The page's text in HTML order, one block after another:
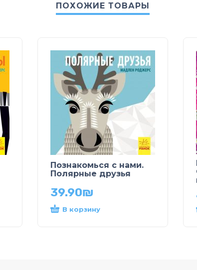
ПОХОЖИЕ ТОВАРЫ
Познакомься с нами.
Полярные друзья
39.90₪
В корзину